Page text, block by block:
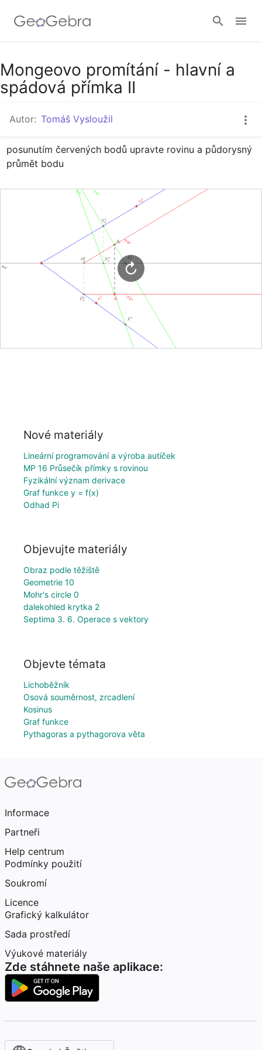
Přihlásit
Mongeovo promítání - hlavní a
spádová přímka II
Autor: Tomáš Vysloužil
posunutím červených bodů upravte rovinu a půdorysný
průmět bodu
Nové materiály
Lineární programování a výroba autíček
MP 16 Průsečík přímky s rovinou
Fyzikální význam derivace
Graf funkce y = f(x)
Odhad Pi
Objevujte materiály
Obraz podle těžiště
Geometrie 10
Mohr's circle 0
dalekohled krytka 2
Septima 3. 6. Operace s vektory
Objevte témata
Lichoběžník
Osová souměrnost, zrcadlení
Kosinus
Graf funkce
Pythagoras a pythagorova věta
Informace
Partneři
Help centrum
Podmínky použití
Soukromí
Licence
Grafický kalkulátor
Sada prostředí
Výukové materiály
Zde stáhnete naše aplikace: